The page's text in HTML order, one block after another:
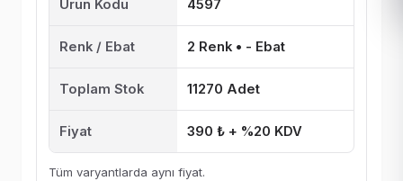
Ürün Kodu 4597
Renk / Ebat 2 Renk • - Ebat
Toplam Stok 11270 Adet
Fiyat 390 ₺ + %20 KDV
Tüm varyantlarda aynı fiyat.